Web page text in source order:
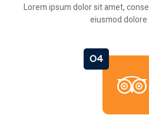
Lorem ipsum dolor sit amet,
eiusmod dolore
04